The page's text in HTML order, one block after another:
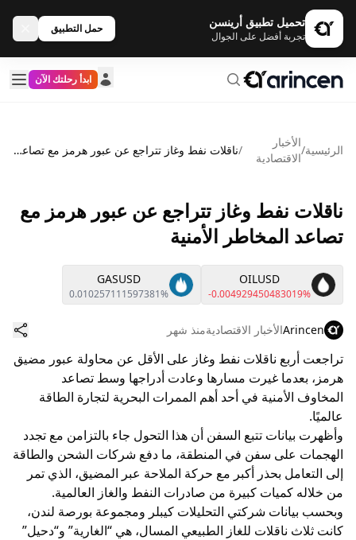
تحميل تطبيق أرينسن
تجربة أفضل على الجوال
حمل التطبيق
ابدأ رحلتك الآن
الرئيسية/
الأخبار
الاقتصادية
/ ناقلات نفط وغاز تتراجع عن عبور هرمز مع تصاعد المخاطر الأمنية
ناقلات نفط وغاز تتراجع عن عبور هرمز مع
تصاعد المخاطر الأمنية
OILUSD
-0.004929450483019%
GASUSD
0.010257111597381%
Arincenالأخبار الاقتصاديةمنذ شهر
تراجعت أربع ناقلات نفط وغاز على الأقل عن محاولة عبور مضيق
هرمز، بعدما غيرت مسارها وعادت أدراجها وسط تصاعد
المخاوف الأمنية في أحد أهم الممرات البحرية لتجارة الطاقة
عالميًا.
وأظهرت بيانات تتبع السفن أن هذا التحول جاء بالتزامن مع تجدد
الهجمات على سفن في المنطقة، ما دفع شركات الشحن والطاقة
إلى التعامل بحذر أكبر مع حركة الملاحة عبر المضيق، الذي تمر
من خلاله كميات كبيرة من صادرات النفط والغاز العالمية.
وبحسب بيانات شركتي التحليلات كيبلر ومجموعة بورصة لندن،
كانت ثلاث ناقلات للغاز الطبيعي المسال، هي “الغارية” و“دحيل”